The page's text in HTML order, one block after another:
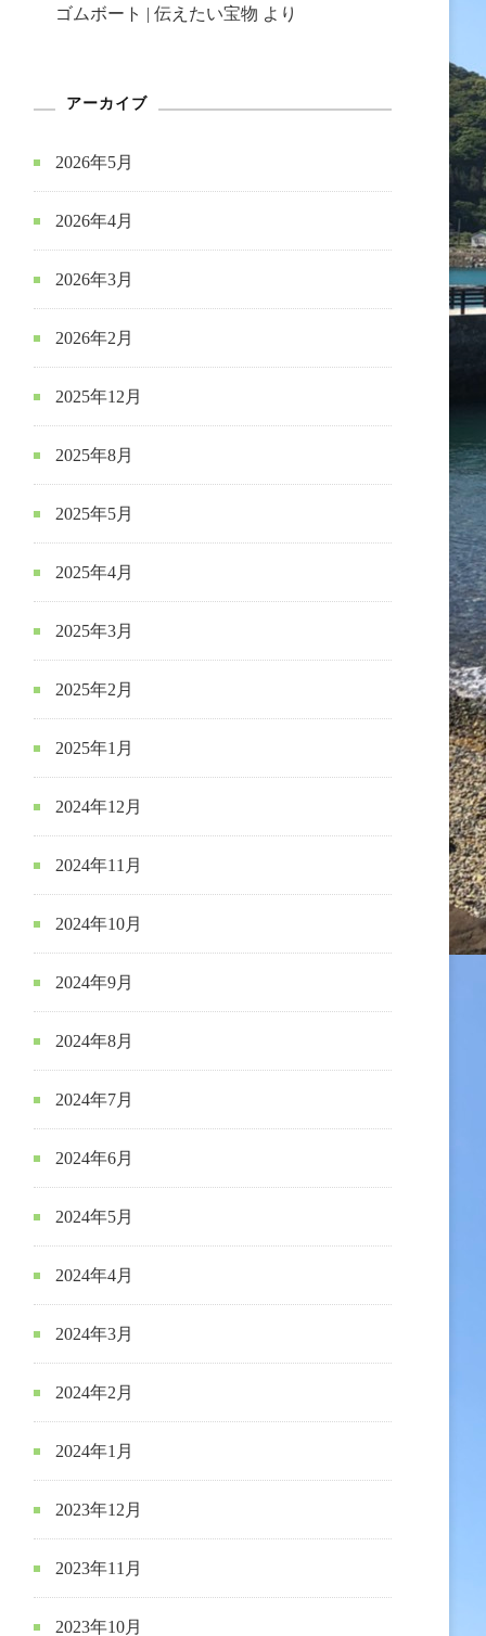
ゴムボート | 伝えたい宝物 より
アーカイブ
2026年5月
2026年4月
2026年3月
2026年2月
2025年12月
2025年8月
2025年5月
2025年4月
2025年3月
2025年2月
2025年1月
2024年12月
2024年11月
2024年10月
2024年9月
2024年8月
2024年7月
2024年6月
2024年5月
2024年4月
2024年3月
2024年2月
2024年1月
2023年12月
2023年11月
2023年10月